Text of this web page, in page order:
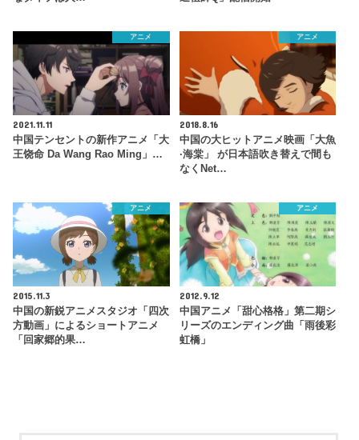
アニメ
2021.11.11
中国テンセントの新作アニメ「大
王饶命 Da Wang Rao Ming」…
アニメ
2018.8.16
中国の大ヒットアニメ映画「大魚
·海棠」 が日本語吹き替えで間も
なくNet…
アニメ
2015.11.3
中国の新鋭アニメスタジオ「四次
方動画」によるショートアニメ
「回家郷的果…
アニメ
2012.9.12
中国アニメ「甜心格格」第二期シ
リーズのエンディング曲「雨後彩
虹橋」